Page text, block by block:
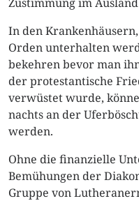
In den
Orden unterhalten
bekehren bevor man
der protestantische
verwüstet wurde,
nachts an der
werden.
Ohne die finanzielle
Bemühungen der
Gruppe von